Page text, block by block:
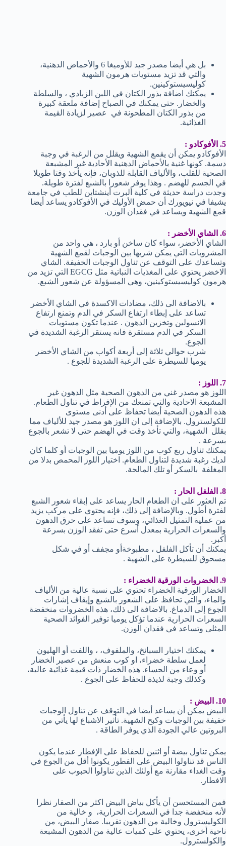
بل هي أيضا مصدر جيد للأوميغا 6 والأحماض الدهنية،
والتي قد تزيد مستويات هرمون الشهية
كوليسيستوكينين.
يمكنك اضافة بذور الكتان في اللبن الزبادي ، والسلطة
والخضار. حتى يمكنك في الصباح إضافة ملعقة كبيرة
من بذور الكتان المطحونة في عصير لزيادة القيمة
الغذائية.
5. الأفوكادو :
الأفوكادو يمكن أن يقمع الشهية ويقلل من الرغبة في وجبة
دسمة. كونها غنية بالأحماض الدهنية الأحادية غير المشبعة
الصحية للقلب، والألياف القابلة للذوبان، فإنه يأخذ وقتا طويلا
في الجسم للهضم . وهذا يوفر شعورا بالشبع لفترة طويلة.
وجدت دراسة حديثة في كلية ألبرت أينشتاين للطب في جامعة
يشيفا في نيويورك أن حمض الأوليك في الأفوكادو يساعد أيضا
قمع الشهية ويساعد في فقدان الوزن.
6. الشاي الأخضر :
الشاي الأخضر، سواء كان ساخن أو بارد ، هي واحد من
المشروبات التي يمكن شربها بين الوجبات لقمع الشهية
وتساعدك على التوقف عن تناول الوجبات الخفيفة. الشاي
الاخضر يحتوي على المغذيات النباتية مثل EGCG التي تزيد من
هرمون كوليسيستوكينين، وهي المسؤولة عن شعور الشبع.
بالاضافة الى ذلك، مضادات الاكسدة في الشاي الأخضر
تساعد على إبطاء ارتفاع السكر في الدم وتمنع ارتفاع
الانسولين وتخزين الدهون . عندما تكون مستويات
السكر في الدم مستقرة فانه يستقر الرغبة الشديدة في
الجوع.
شرب حوالي ثلاثة إلى أربعة أكواب من الشاي الأخضر
يوميا للسيطرة على الرغبة الشديدة للجوع .
7. اللوز :
اللوز هو مصدر غني من الدهون الصحية مثل الدهون غير
المشبعة الاحادية والتي تمنعك من الإفراط في تناول الطعام.
هذه الدهون الصحية أيضا تحفاظ على أدنى مستوى
للكولسترول. بالإضافة إلى ان اللوز هو مصدر جيد للألياف مما
بقلل الشهية، والتي تأخذ وقت في الهضم حتى لا تشعر بالجوع
بسرعة .
يمكنك تناول ربع كوب من اللوز يوميا بين الوجبات أو كلما كان
لديك رغبة شديدة لتناول الطعام. اختيار اللوز المحمص بدلا من
المغلفة بالسكر أو تلك المالحة.
8. الفلفل الحار :
تم العثور على ان الطعام الحار يساعد على إبقاء شعور الشبع
لفترة أطول. وبالإضافة إلى ذلك، فإنه يحتوي على مركب يزيد
من عملية التمثيل الغذائي، وسوف تساعد على حرق الدهون
والسعرات الحرارية بمعدل أسرع حتى تفقد الوزن بسرعة
أكبر.
يمكنك أن تأكل الفلفل ، مطبوخةأو مجفف أو في شكل
مسحوق للسيطرة على الشهية .
9. الخضروات الورقية الخضراء :
الخضار الورقية الخضراء تحتوي على نسبة عالية من الألياف
والماء، والتي تحافظ على الشعور بالشبع وإيقاف إشارات
الجوع إلى الدماغ. بالاضافة الى ذلك، هذه الخضروات منخفضة
السعرات الحرارية عندما تؤكل يوميا توفير الفوائد الصحية
المثلى وتساعد في فقدان الوزن.
يمكنك اختيار السبانخ، والملفوف، ، واللفت أو الهليون
لعمل سلطة خضراء، او كوب منعش من عصير الخضار
أو وعاء من الحساء. هذه الخضار ذات قيمة غذائية عالية،
وكذلك وجبة لذيذة للحفاظ على الجوع .
10. البيض :
البيض يمكن أن يساعد أيضا في التوقف عن تناول الوجبات
خفيفة بين الوجبات وكبح الشهية. تأثير الاشباع لها يأتي من
البروتين عالي الجودة الذي يوفر الطاقة .
يمكن تناول بيضة أو اثنين للحفاظ على الإفطار عندما يكون
الناس قد تناولوا البيض على الفطور يكونوا أقل من الجوع في
وقت الغداء مقارنة مع أولئك الذين تناولوا الحبوب على
الافطار.
فمن المستحسن أن يأكل بياض البيض اكثر من الصفار نظرا
لأنه منخفضة جدا في السعرات الحرارية، و خالية من
الكوليسترول وخالية من الدهون تقريبا. صفار البيض، من
ناحية أخرى، يحتوي على كميات عالية من الدهون المشبعة
والكولسترول.